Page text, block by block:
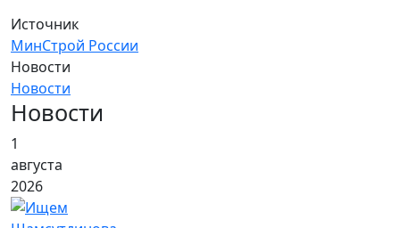
Источник
МинСтрой России
Новости
Новости
Новости
1
августа
2026